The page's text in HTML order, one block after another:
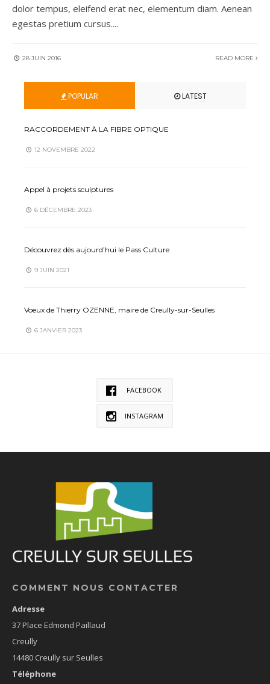
dolor tempus, eleifend erat nec, elementum diam. Aenean
egestas pretium cursus....
28 JUIN 2016 READ MORE
POPULAR LATEST
RACCORDEMENT À LA FIBRE OPTIQUE
12 NOVEMBRE 2022
Appel à projets sculptures
6 DÉCEMBRE 2023
Découvrez dès aujourd’hui le Pass Culture
9 JUIN 2021
Voeux de Thierry OZENNE, maire de Creully-sur-Seulles
6 JANVIER 2023
FACEBOOK
INSTAGRAM
COMMENT NOUS CONTACTER
Adresse
37 Place Edmond Paillaud
Creully
14480 Creully sur Seulles
Téléphone